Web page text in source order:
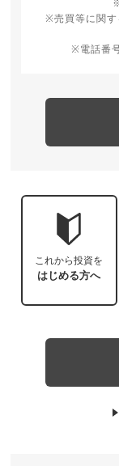
※売買等に関す
※電話番
これから投資を
はじめる方へ